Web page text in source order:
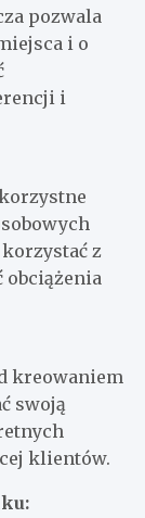
pozwala
i o
i
z
obciążenia
kreowaniem
swoją
klientów.